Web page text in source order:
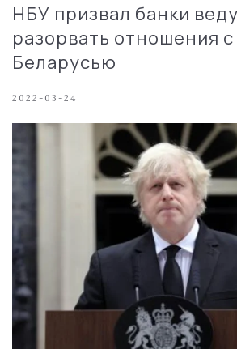
НБУ призвал банки
разорвать отношения
Беларусью
2022-03-24